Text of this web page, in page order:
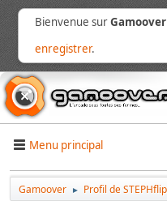
Bienvenue surGamoover
enregistrer.
Menu principal
Gamoover ► Profil de STEPHflip